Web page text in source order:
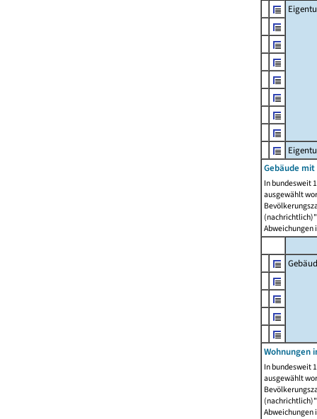
Gebäude
In bundesweit
ausgewählt
Abweichungen
Wohnungen
In bundesweit
ausgewählt
Abweichungen